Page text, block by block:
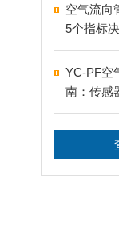
空气流向
5个指标
YC-PF空
南：传感
长设备寿